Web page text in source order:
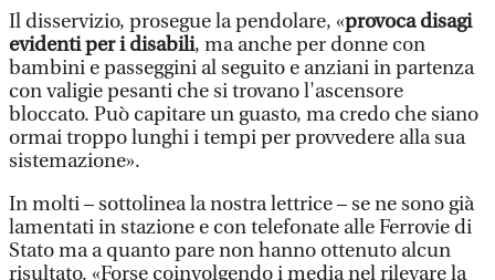
Il disservizio, prosegue la pendolare, «provoca disagi
evidenti per i disabili, ma anche per donne con
bambini e passeggini al seguito e anziani in partenza
con valigie pesanti che si trovano l'ascensore
bloccato. Può capitare un guasto, ma credo che siano
ormai troppo lunghi i tempi per provvedere alla sua
sistemazione».
In molti – sottolinea la nostra lettrice – se ne sono già
lamentati in stazione e con telefonate alle Ferrovie di
Stato ma a quanto pare non hanno ottenuto alcun
risultato. «Forse coinvolgendo i media nel rilevare la